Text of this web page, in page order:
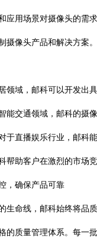
用场景对摄像头的需求
摄像头产品和解决方案
域，邮科可以开发出具
能交通领域，邮科的摄
于直播娱乐行业，邮科
帮助客户在激烈的市场
确保产品可靠
命线，邮科始终将品质
的质量管理体系。每一